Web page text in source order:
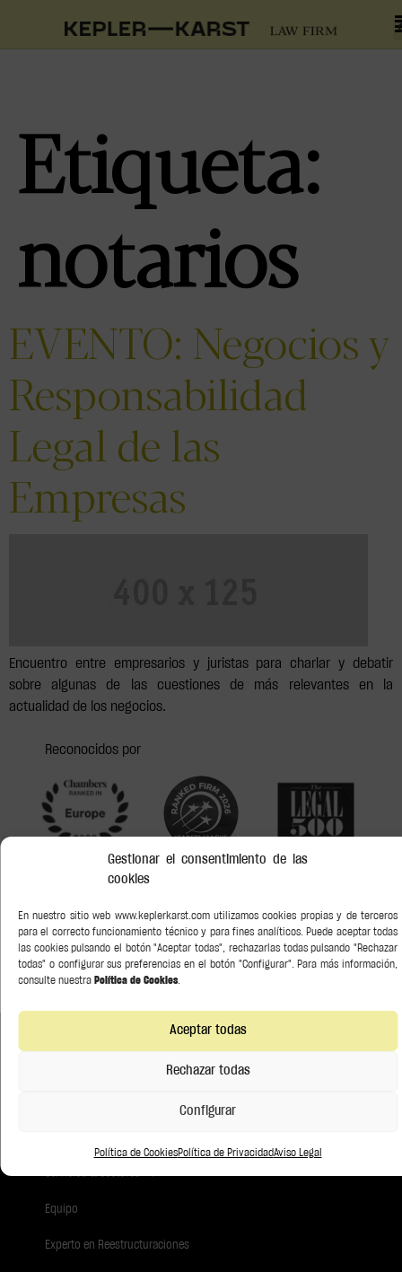
Gestionar el consentimiento de las
cookies
En nuestro sitio web www.keplerkarst.com utilizamos cookies propias y de terceros
para el correcto funcionamiento técnico y para fines analíticos. Puede aceptar todas
las cookies pulsando el botón "Aceptar todas", rechazarlas todas pulsando "Rechazar
todas" o configurar sus preferencias en el botón "Configurar". Para más información,
consulte nuestra Política de Cookies.
Aceptar todas
Rechazar todas
Configurar
Política de CookiesPolítica de PrivacidadAviso Legal
Etiqueta:
notarios
EVENTO: Negocios y
Responsabilidad
Legal de las
Empresas
Encuentro entre empresarios y juristas para charlar y debatir
sobre algunas de las cuestiones de más relevantes en la
actualidad de los negocios.
Reconocidos por
Construye relaciones duraderas.
Servicios & Sectores
Equipo
Experto en Reestructuraciones